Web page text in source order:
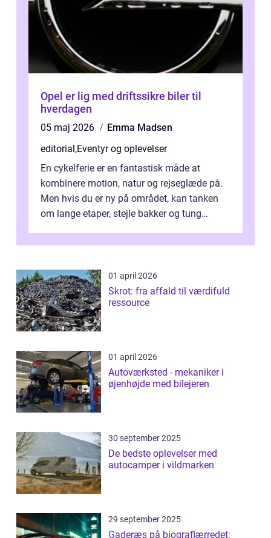
Opel er lig med driftssikre biler til
hverdagen
05 maj 2026
Emma Madsen
editorial,Eventyr og oplevelser
En cykelferie er en fantastisk måde at
kombinere motion, natur og rejseglæde på.
Men hvis du er ny på området, kan tanken
om lange etaper, stejle bakker og tung
01 april 2026
Skrot: fra affald til værdifuld
ressource
01 april 2026
Autoværksted - mekaniker i
øjenhøjde med bilejeren
30 september 2025
De bedste oplevelser med
autocamper i vildmarken
29 september 2025
Gaderæs på biograflærredet: